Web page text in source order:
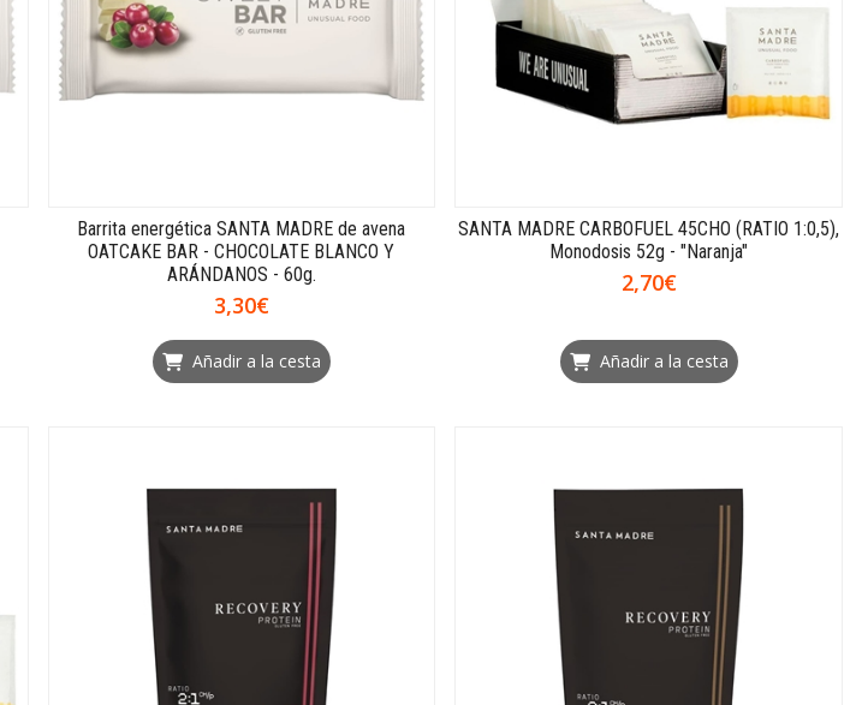
Barrita energética SANTA MADRE de avena
OATCAKE BAR - CHOCOLATE BLANCO Y
ARÁNDANOS - 60g.
3,30€
Añadir a la cesta
SANTA MADRE CARBOFUEL 45CHO (RATIO 1:0,5),
Monodosis 52g - "Naranja"
2,70€
Añadir a la cesta